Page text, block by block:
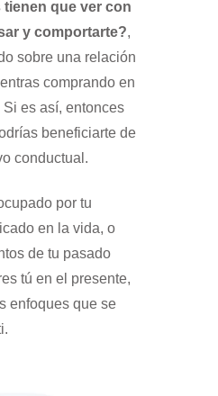
que ver con
y comportarte?,
sobre una relación
comprando en
Si es así, entonces
beneficiarte de
conductual.
por tu
en la vida, o
de tu pasado
tú en el presente,
enfoques que se